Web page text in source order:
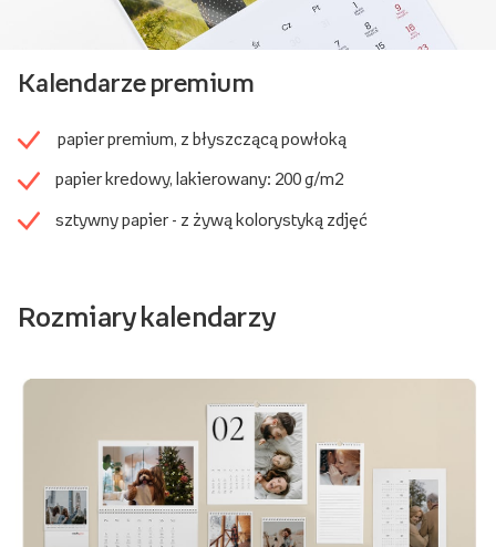
Kalendarze premium
papier premium, z błyszczącą powłoką
papier kredowy, lakierowany: 200 g/m2
sztywny papier - z żywą kolorystyką zdjęć
Rozmiary kalendarzy